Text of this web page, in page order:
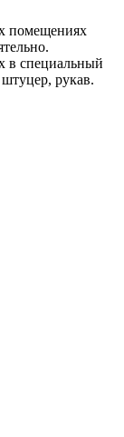
помещениях
в специальный
рукав.